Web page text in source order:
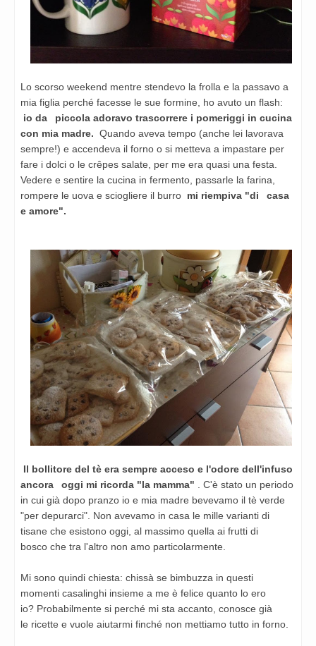
Lo scorso weekend mentre stendevo la frolla e la passavo a
mia figlia perché facesse le sue formine, ho avuto un flash:
io da
piccola adoravo trascorrere i pomeriggi in cucina
con mia madre. Quando aveva tempo (anche lei lavorava
sempre!) e accendeva il forno o si metteva a impastare per
fare i dolci o le crêpes salate, per me era quasi una festa.
Vedere e sentire la cucina in fermento, passarle la farina,
rompere le uova e sciogliere il burro mi riempiva "di
casa
e amore".
Il bollitore del tè era sempre acceso e l'odore dell'infuso
ancora
oggi mi ricorda "la mamma"
C'è stato un periodo
in cui già dopo pranzo io e mia madre bevevamo il tè verde
"per depurarci". Non avevamo in casa le mille varianti di
tisane che esistono oggi, al massimo quella ai frutti di
bosco che tra l'altro non amo particolarmente.
Mi sono quindi chiesta: chissà se bimbuzza in questi
momenti casalinghi insieme a me è felice quanto lo ero
io? Probabilmente si perché mi sta accanto, conosce già
le ricette e vuole aiutarmi finché non mettiamo tutto in forno.